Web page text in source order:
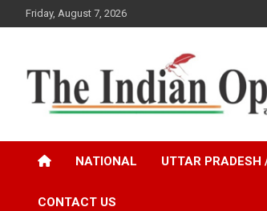
to
Friday, August 7, 2026
Indian Opinion
NATIONAL UTTAR
CONTACT US